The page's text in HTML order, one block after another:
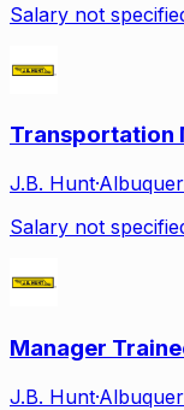
Salary not
Transportation
J.B. Hunt·
Salary not
Manager
J.B. Hunt·